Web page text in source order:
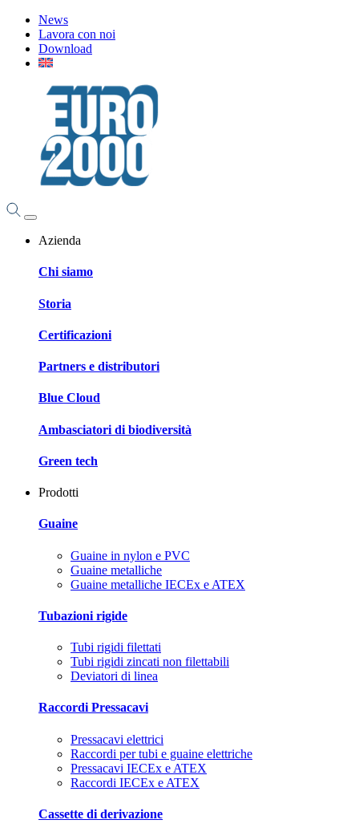
News
Lavora con noi
Download
Azienda
Chi siamo
Storia
Certificazioni
Partners e distributori
Blue Cloud
Ambasciatori di biodiversità
Green tech
Prodotti
Guaine
Guaine in nylon e PVC
Guaine metalliche
Guaine metalliche IECEx e ATEX
Tubazioni rigide
Tubi rigidi filettati
Tubi rigidi zincati non filettabili
Deviatori di linea
Raccordi Pressacavi
Pressacavi elettrici
Raccordi per tubi e guaine elettriche
Pressacavi IECEx e ATEX
Raccordi IECEx e ATEX
Cassette di derivazione